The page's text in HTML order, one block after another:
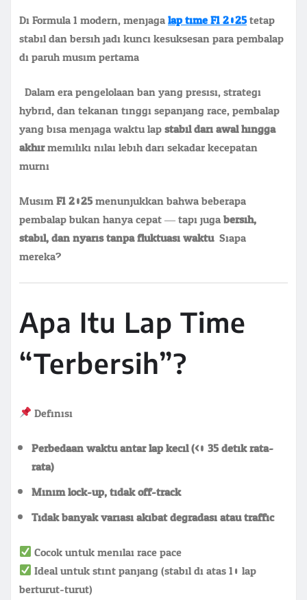
Di Formula 1 modern, menjagalap time F1 2025tetap
stabil dan bersih jadi kunci kesuksesan para pembalap
di paruh musim pertama.
. Dalam era pengelolaan ban yang presisi, strategi
hybrid, dan tekanan tinggi sepanjang race, pembalap
yang bisa menjaga waktu lapstabil dari awal hingga
akhirmemiliki nilai lebih dari sekadar kecepatan
murni.
MusimF1 2025menunjukkan bahwa beberapa
pembalap bukan hanya cepat — tapi jugabersih,
stabil, dan nyaris tanpa fluktuasi waktu. Siapa
mereka?
Apa Itu Lap Time
“Terbersih”?
Definisi:
Perbedaan waktu antar lap kecil (<0.35 detik rata-
rata)
Minim lock-up, tidak off-track
Tidak banyak variasi akibat degradasi atau traffic
Cocok untuk menilai race pace
Ideal untuk stint panjang (stabil di atas 10 lap
berturut-turut)